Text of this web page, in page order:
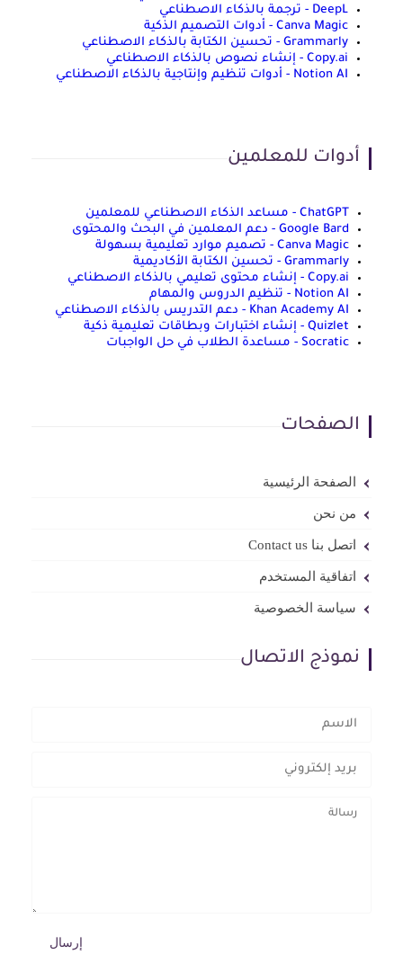
DeepL - ترجمة بالذكاء الاصطناعي
Canva Magic - أدوات التصميم الذكية
Grammarly - تحسين الكتابة بالذكاء الاصطناعي
Copy.ai - إنشاء نصوص بالذكاء الاصطناعي
Notion AI - أدوات تنظيم وإنتاجية بالذكاء الاصطناعي
أدوات للمعلمين
ChatGPT - مساعد الذكاء الاصطناعي للمعلمين
Google Bard - دعم المعلمين في البحث والمحتوى
Canva Magic - تصميم موارد تعليمية بسهولة
Grammarly - تحسين الكتابة الأكاديمية
Copy.ai - إنشاء محتوى تعليمي بالذكاء الاصطناعي
Notion AI - تنظيم الدروس والمهام
Khan Academy AI - دعم التدريس بالذكاء الاصطناعي
Quizlet - إنشاء اختبارات وبطاقات تعليمية ذكية
Socratic - مساعدة الطلاب في حل الواجبات
الصفحات
الصفحة الرئيسية
من نحن
اتصل بنا Contact us
اتفاقية المستخدم
سياسة الخصوصية
نموذج الاتصال